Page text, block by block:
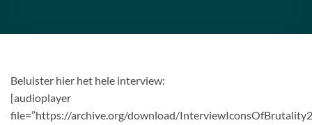
Beluister hier het hele interview:
[audioplayer
file=”https://archive.org/download/